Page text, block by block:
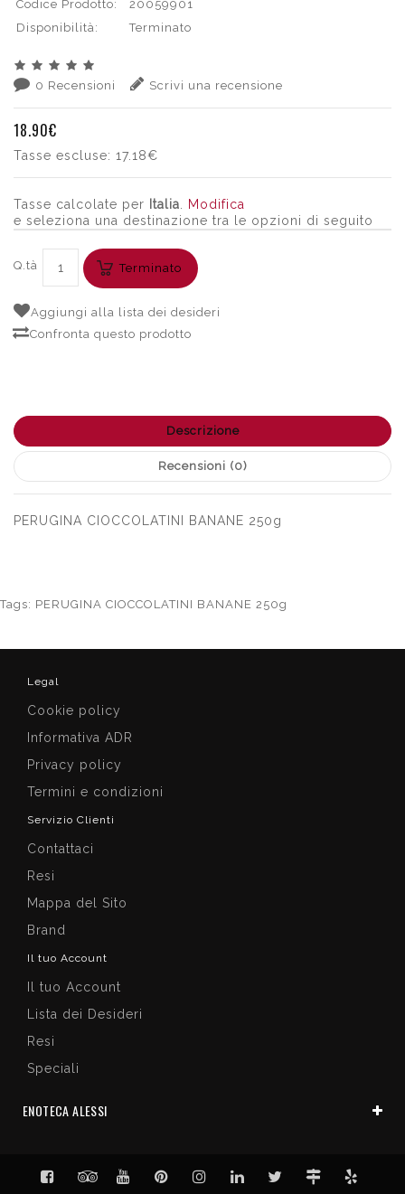
Codice Prodotto:
20059901
Disponibilità:
Terminato
0 Recensioni Scrivi una recensione
18.90€
Tasse escluse: 17.18€
Tasse calcolate per Italia
Modifica
e seleziona una destinazione tra le opzioni di seguito
Q.tà Terminato
Aggiungi alla lista dei desideri
Confronta questo prodotto
Descrizione
Recensioni (0)
PERUGINA CIOCCOLATINI BANANE 250g
Tags: PERUGINA CIOCCOLATINI BANANE 250g
Legal
Cookie policy
Informativa ADR
Privacy policy
Termini e condizioni
Servizio Clienti
Contattaci
Resi
Mappa del Sito
Brand
Il tuo Account
Il tuo Account
Lista dei Desideri
Resi
Speciali
ENOTECA ALESSI